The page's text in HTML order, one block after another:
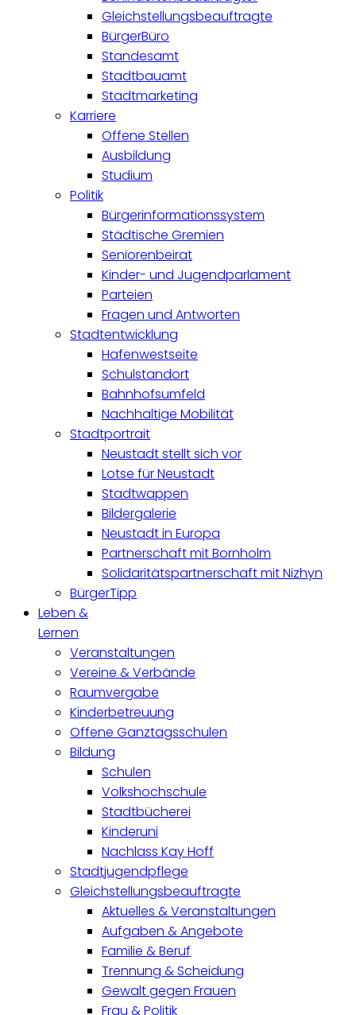
Gleichstellungsbeauftragte
BürgerBüro
Standesamt
Stadtbauamt
Stadtmarketing
Karriere
Offene Stellen
Ausbildung
Studium
Politik
Bürgerinformationssystem
Städtische Gremien
Seniorenbeirat
Kinder- und Jugendparlament
Parteien
Fragen und Antworten
Stadtentwicklung
Hafenwestseite
Schulstandort
Bahnhofsumfeld
Nachhaltige Mobilität
Stadtportrait
Neustadt stellt sich vor
Lotse für Neustadt
Stadtwappen
Bildergalerie
Neustadt in Europa
Partnerschaft mit Bornholm
Solidaritätspartnerschaft mit Nizhyn
BürgerTipp
Leben &
Lernen
Veranstaltungen
Vereine & Verbände
Raumvergabe
Kinderbetreuung
Offene Ganztagsschulen
Bildung
Schulen
Volkshochschule
Stadtbücherei
Kinderuni
Nachlass Kay Hoff
Stadtjugendpflege
Gleichstellungsbeauftragte
Aktuelles & Veranstaltungen
Aufgaben & Angebote
Familie & Beruf
Trennung & Scheidung
Gewalt gegen Frauen
Frau & Politik